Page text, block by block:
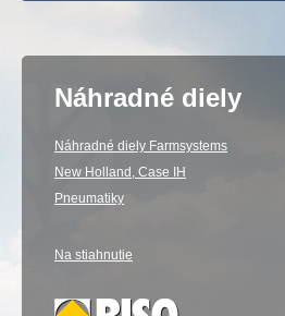
Náhradné diely
Náhradné diely Farmsystems
New Holland, Case IH
Pneumatiky
Na stiahnutie